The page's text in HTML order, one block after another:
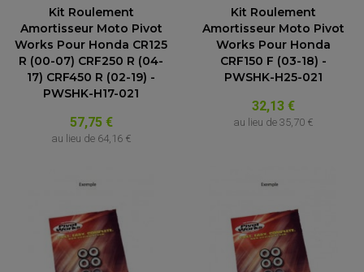
Kit Roulement
Amortisseur Moto Pivot
Works Pour Honda CR125
R (00-07) CRF250 R (04-
17) CRF450 R (02-19) -
PWSHK-H17-021
57,75 €
au lieu de 64,16 €
Kit Roulement
Amortisseur Moto Pivot
Works Pour Honda
CRF150 F (03-18) -
PWSHK-H25-021
32,13 €
au lieu de 35,70 €